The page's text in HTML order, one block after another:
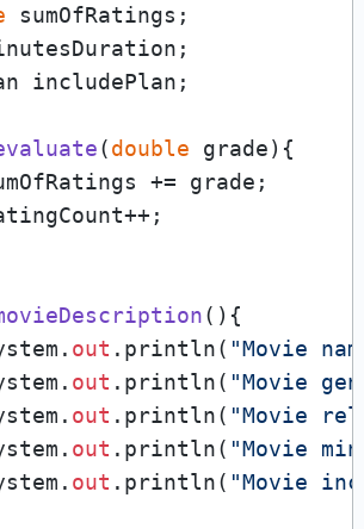
sumOfRatings;
includePlan;
(double grade) {
+= grade;
() {
out .println( "Movie
out .println( "Movie
out .println( "Movie
out .println( "Movie
out .println( "Movie